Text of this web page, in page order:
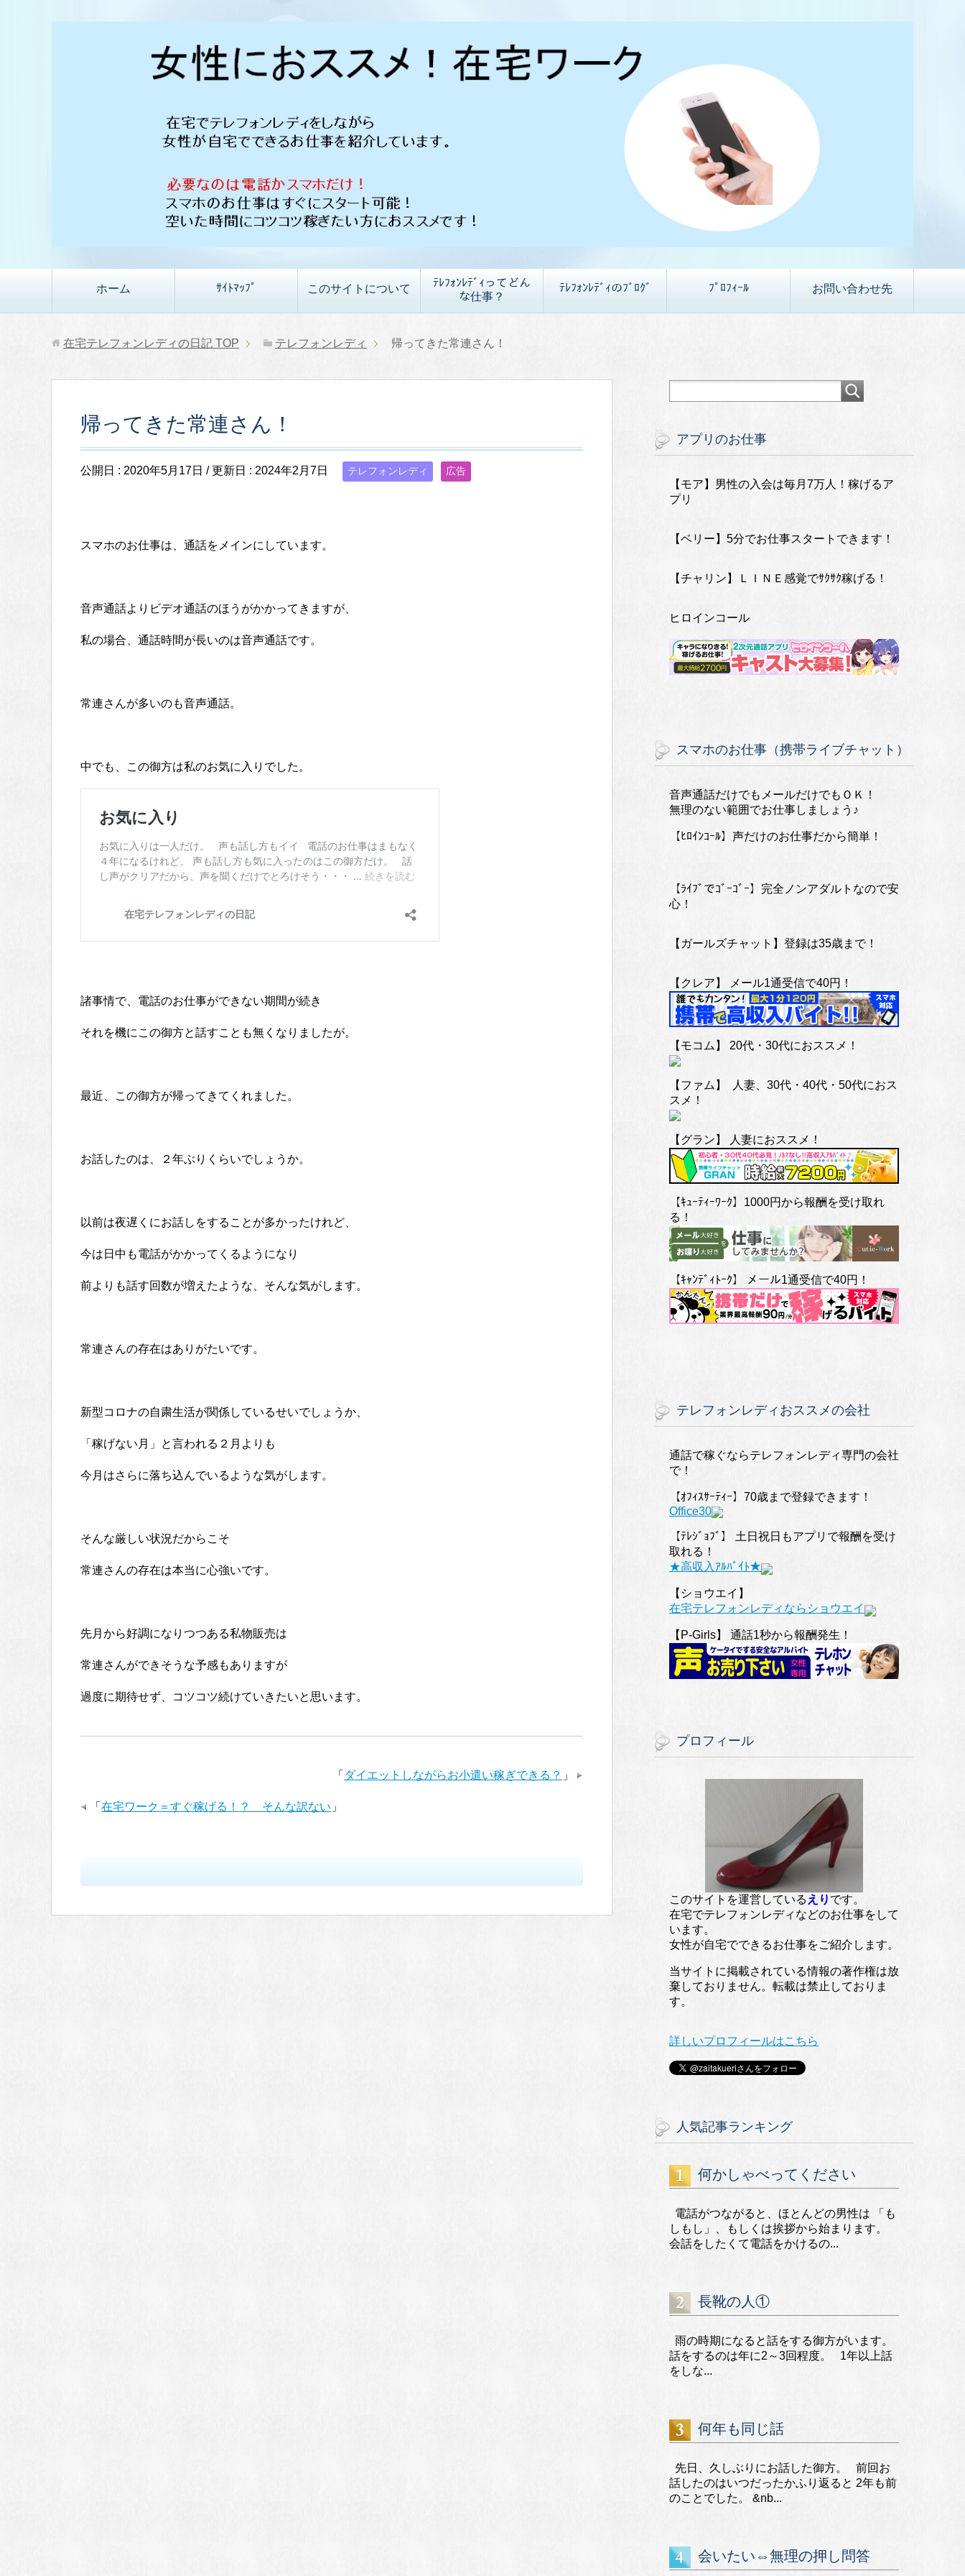
ホーム ｻｲﾄﾏｯﾌﾟ このサイトについて
ﾃﾚﾌｫﾝﾚﾃﾞｨってどん
な仕事？
ﾃﾚﾌｫﾝﾚﾃﾞｨのﾌﾞﾛｸﾞ ﾌﾟﾛﾌｨｰﾙ お問い合わせ先
在宅テレフォンレディの日記 TOP テレフォンレディ 帰ってきた常連さん！
帰ってきた常連さん！
公開日 : 2020年5月17日 / 更新日 : 2024年2月7日 テレフォンレディ 広告
スマホのお仕事は、通話をメインにしています。
音声通話よりビデオ通話のほうがかかってきますが、
私の場合、通話時間が長いのは音声通話です。
常連さんが多いのも音声通話。
中でも、この御方は私のお気に入りでした。
諸事情で、電話のお仕事ができない期間が続き
それを機にこの御方と話すことも無くなりましたが。
最近、この御方が帰ってきてくれました。
お話したのは、２年ぶりくらいでしょうか。
以前は夜遅くにお話しをすることが多かったけれど、
今は日中も電話がかかってくるようになり
前よりも話す回数が増えたような、そんな気がします。
常連さんの存在はありがたいです。
新型コロナの自粛生活が関係しているせいでしょうか、
「稼げない月」と言われる２月よりも
今月はさらに落ち込んでいるような気がします。
そんな厳しい状況だからこそ
常連さんの存在は本当に心強いです。
先月から好調になりつつある私物販売は
常連さんができそうな予感もありますが
過度に期待せず、コツコツ続けていきたいと思います。
「 ダイエットしながらお小遣い稼ぎできる？ 」
「 在宅ワーク＝すぐ稼げる！？ そんな訳ない 」
アプリのお仕事
【モア】男性の入会は毎月7万人！稼げるア
プリ
【ベリー】5分でお仕事スタートできます！
【チャリン】ＬＩＮＥ感覚でｻｸｻｸ稼げる！
ヒロインコール
スマホのお仕事（携帯ライブチャット）
音声通話だけでもメールだけでもＯＫ！
無理のない範囲でお仕事しましょう♪
【ﾋﾛｲﾝｺｰﾙ】声だけのお仕事だから簡単！
【ﾗｲﾌﾞでｺﾞｰｺﾞｰ】完全ノンアダルトなので安
心！
【ガールズチャット】登録は35歳まで！
【クレア】 メール1通受信で40円！
【モコム】 20代・30代におススメ！
【ファム】 人妻、30代・40代・50代におス
スメ！
【グラン】 人妻におススメ！
【ｷｭｰﾃｨｰﾜｰｸ】1000円から報酬を受け取れ
る！
【ｷｬﾝﾃﾞｨﾄｰｸ】 メール1通受信で40円！
テレフォンレディおススメの会社
通話で稼ぐならテレフォンレディ専門の会社
で！
【ｵﾌｨｽｻｰﾃｨｰ】70歳まで登録できます！
Office30
【ﾃﾚｼﾞｮﾌﾞ】 土日祝日もアプリで報酬を受け
取れる！
★高収入ｱﾙﾊﾞｲﾄ★
【ショウエイ】
在宅テレフォンレディならショウエイ
【P-Girls】 通話1秒から報酬発生！
プロフィール
このサイトを運営している えり です。
在宅でテレフォンレディなどのお仕事をして
います。
女性が自宅でできるお仕事をご紹介します。
当サイトに掲載されている情報の著作権は放
棄しておりません。転載は禁止しておりま
す。
詳しいプロフィールはこちら
人気記事ランキング
何かしゃべってください
電話がつながると、ほとんどの男性は 「も
しもし」、もしくは挨拶から始まります。
会話をしたくて電話をかけるの...
長靴の人①
雨の時期になると話をする御方がいます。
話をするのは年に2～3回程度。 1年以上話
をしな...
何年も同じ話
先日、久しぶりにお話した御方。 前回お
話したのはいつだったかふり返ると 2年も前
のことでした。 &nb...
会いたい⇔無理の押し問答